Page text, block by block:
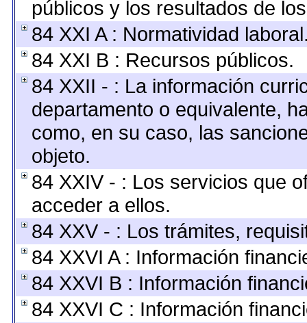
públicos y los resultados de
84 XXI A : Normatividad
84 XXI B : Recursos públicos.
84 XXII - : La información
departamento o equivalente,
como, en su caso, las
objeto.
84 XXIV - : Los servicios que
acceder a ellos.
84 XXV - : Los trámites,
84 XXVI A : Información
84 XXVI B : Información
84 XXVI C : Información